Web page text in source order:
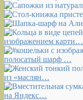
изображением карти…
полосатый шарф …
из «маслян…
на Яндекс…